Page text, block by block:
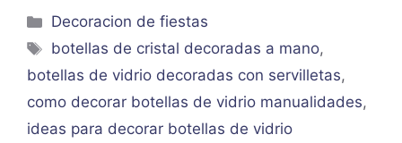
Categorías
Decoracion de fiestas
Etiquetas
botellas de cristal decoradas a mano,
botellas de vidrio decoradas con servilletas,
como decorar botellas de vidrio manualidades,
ideas para decorar botellas de vidrio